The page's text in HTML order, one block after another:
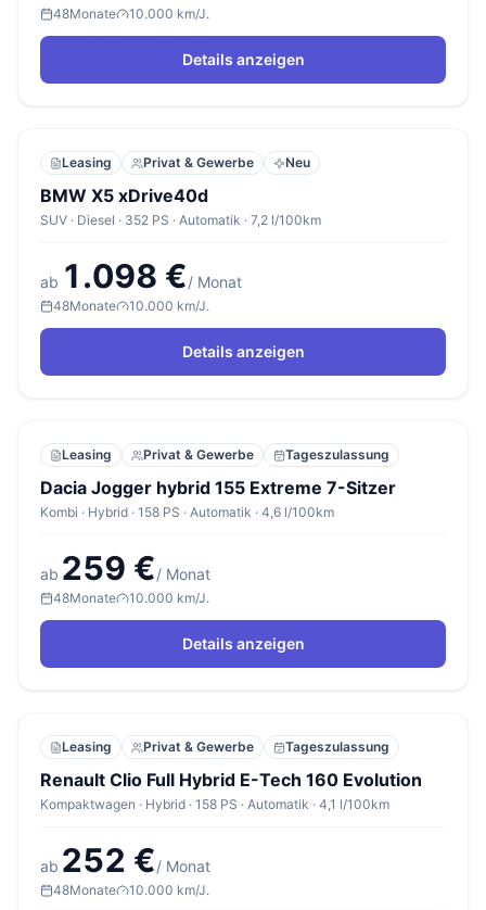
48Monate 10.000 km/J.
Details anzeigen
Leasing Privat & Gewerbe Neu
BMW X5 xDrive40d
SUV · Diesel · 352 PS · Automatik · 7,2 l/100km
ab 1.098 €/ Monat
48Monate 10.000 km/J.
Details anzeigen
Leasing Privat & Gewerbe Tageszulassung
Dacia Jogger hybrid 155 Extreme 7-Sitzer
Kombi · Hybrid · 158 PS · Automatik · 4,6 l/100km
ab 259 €/ Monat
48Monate 10.000 km/J.
Details anzeigen
Leasing Privat & Gewerbe Tageszulassung
Renault Clio Full Hybrid E-Tech 160 Evolution
Kompaktwagen · Hybrid · 158 PS · Automatik · 4,1 l/100km
ab 252 €/ Monat
48Monate 10.000 km/J.